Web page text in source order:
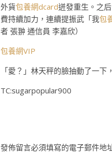
外貨包養網dcard迸發重生。之
費持續加力，連續提振武「我包
者 張翀 通信員 李嘉欣）
包養網VIP
「愛？」林天秤的臉抽動了一
TC:sugarpopular900
發佈留言必須填寫的電子郵件地